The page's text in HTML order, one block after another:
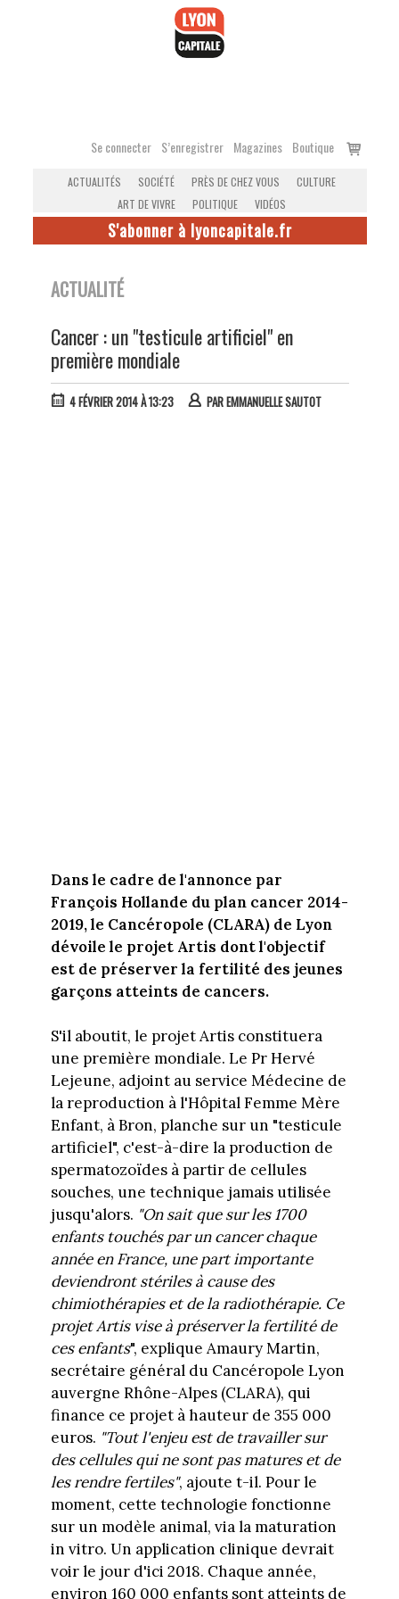
Se connecter S’enregistrer Magazines Boutique
Voir
ACTUALITÉS SOCIÉTÉ PRÈS DE CHEZ VOUS
CULTURE
ART DE VIVRE
POLITIQUE VIDÉOS
S'abonner à lyoncapitale.fr
ACTUALITÉ
Cancer : un "testicule artificiel" en
première mondiale
4 FÉVRIER 2014 À 13:23 PAREMMANUELLE SAUTOT
Dans le cadre de l'annonce par
François Hollande du plan cancer 2014-
2019, le Cancéropole (CLARA) de Lyon
dévoile le projet Artis dont l'objectif
est de préserver la fertilité des jeunes
garçons atteints de cancers.
S'il aboutit, le projet Artis constituera
une première mondiale. Le Pr Hervé
Lejeune, adjoint au service Médecine de
la reproduction à l'Hôpital Femme Mère
Enfant, à Bron, planche sur un "testicule
artificiel", c'est-à-dire la production de
spermatozoïdes à partir de cellules
souches, une technique jamais utilisée
jusqu'alors. "On sait que sur les 1700
enfants touchés par un cancer chaque
année en France, une part importante
deviendront stériles à cause des
chimiothérapies et de la radiothérapie. Ce
projet Artis vise à préserver la fertilité de
ces enfants", explique Amaury Martin,
secrétaire général du Cancéropole Lyon
auvergne Rhône-Alpes (CLARA), qui
finance ce projet à hauteur de 355 000
euros. "Tout l'enjeu est de travailler sur
des cellules qui ne sont pas matures et de
les rendre fertiles", ajoute t-il. Pour le
moment, cette technologie fonctionne
sur un modèle animal, via la maturation
in vitro. Un application clinique devrait
voir le jour d'ici 2018. Chaque année,
environ 160 000 enfants sont atteints de